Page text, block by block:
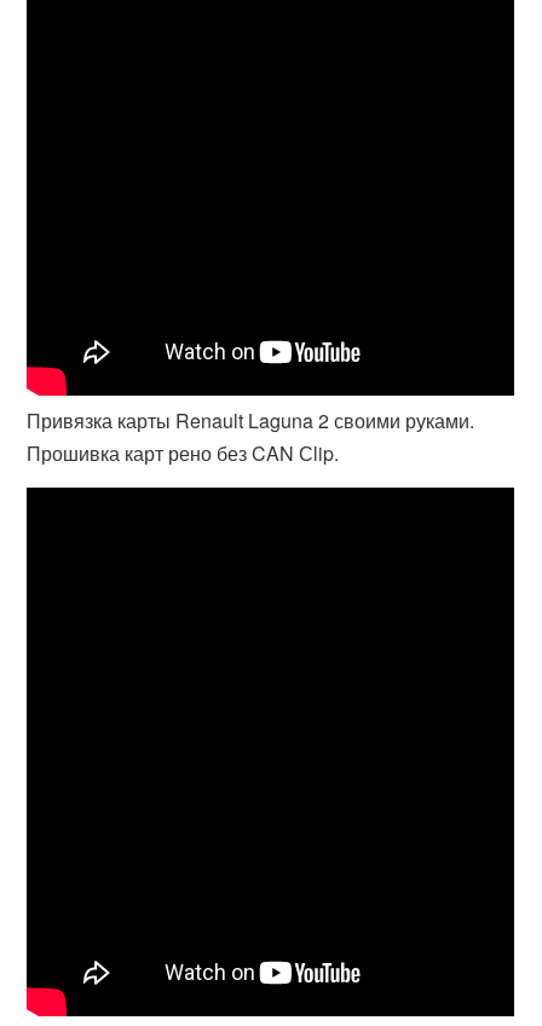
Привязка карты Renault Laguna 2 своими руками.
Прошивка карт рено без CAN Сlip.